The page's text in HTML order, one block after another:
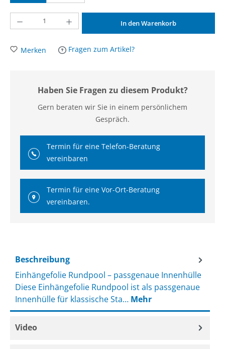
Produkt Anzahl: Gib den gewünschten Wert ein oder benutze die Schaltflächen
In den Warenkorb
Merken Fragen zum Artikel?
Haben Sie Fragen zu diesem Produkt?
Gern beraten wir Sie in einem persönlichem
Gespräch.
Termin für eine Telefon-Beratung
vereinbaren
Termin für eine Vor-Ort-Beratung
vereinbaren.
Beschreibung
Einhängefolie Rundpool – passgenaue Innenhülle
Diese Einhängefolie Rundpool ist als passgenaue
Innenhülle für klassische Sta… Mehr
Video